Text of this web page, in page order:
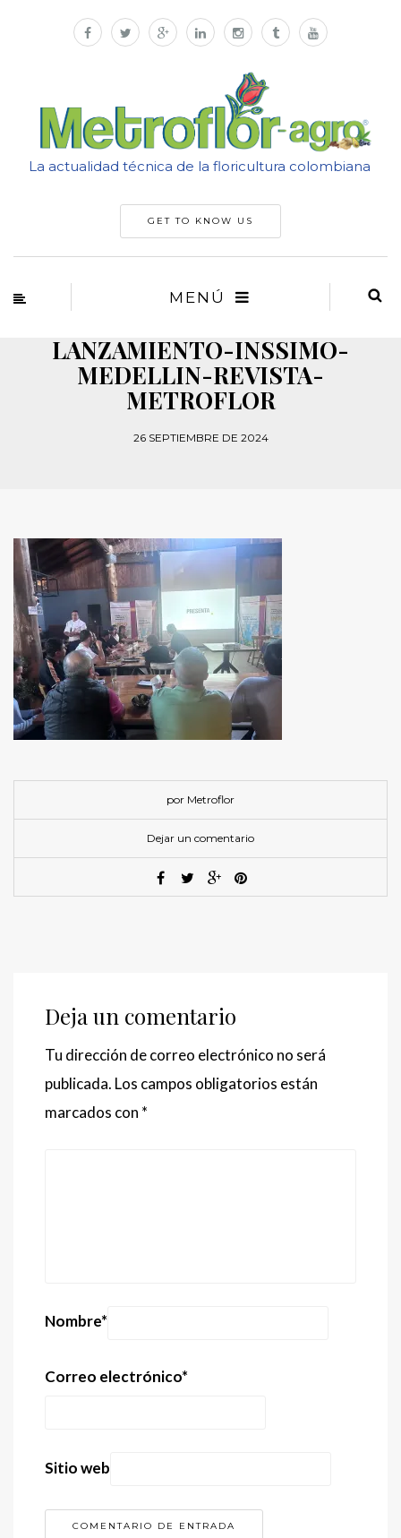
La actualidad técnica de la floricultura colombiana
GET TO KNOW US
MENÚ
LANZAMIENTO-INSSIMO-
MEDELLIN-REVISTA-
METROFLOR
26 SEPTIEMBRE DE 2024
por Metroflor
Dejar un comentario
Deja un comentario
Tu dirección de correo electrónico no será
publicada. Los campos obligatorios están
marcados con *
Nombre*
Correo electrónico*
Sitio web